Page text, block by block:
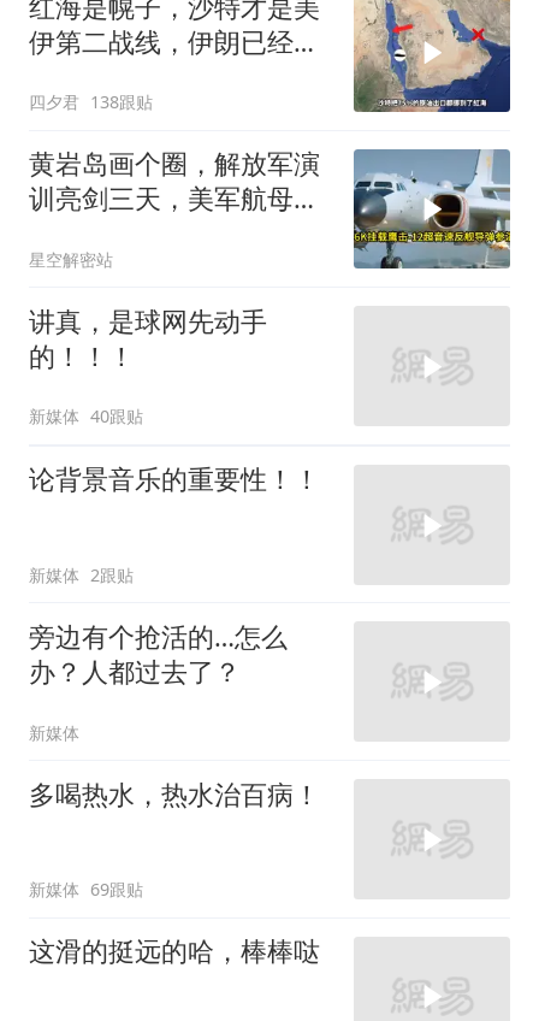
伊第二战线，伊朗已经输
四夕君 138跟贴
黄岩岛画个圈，解放军演
训亮剑三天，美军航母从
星空解密站
讲真，是球网先动手
的！！！
新媒体 40跟贴
论背景音乐的重要性！！
新媒体 2跟贴
旁边有个抢活的…怎么
办？人都过去了？
新媒体
多喝热水，热水治百病！
新媒体 69跟贴
这滑的挺远的哈，棒棒哒